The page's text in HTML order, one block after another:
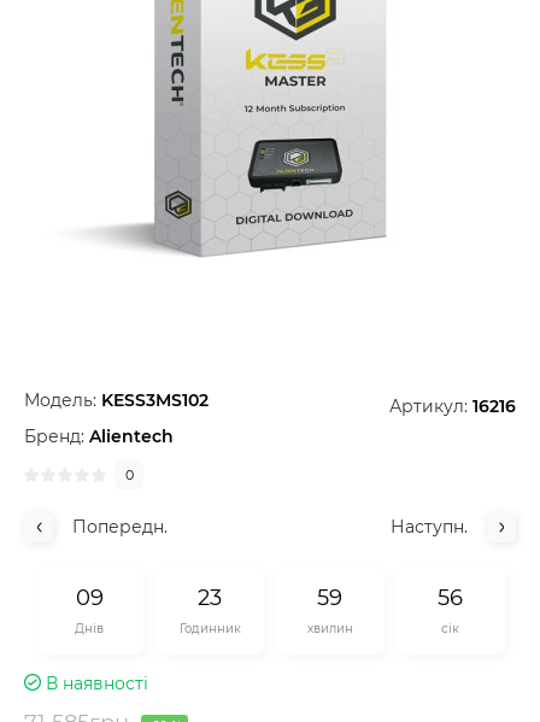
Модель: KESS3MS102 Артикул: 16216
Бренд: Alientech
0
Попередн. Наступн.
09
Днів
23
Годинник
59
хвилин
55
сік
В наявності